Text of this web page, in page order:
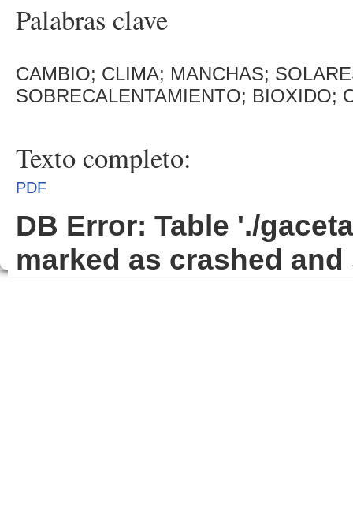
Palabras clave
CAMBIO; CLIMA; MANCHAS;
SOBRECALENTAMIENTO; BIOXIDO;
Texto completo:
PDF
DB Error: Table './
marked as crashed